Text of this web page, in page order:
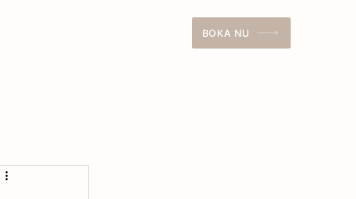
BOKA NU